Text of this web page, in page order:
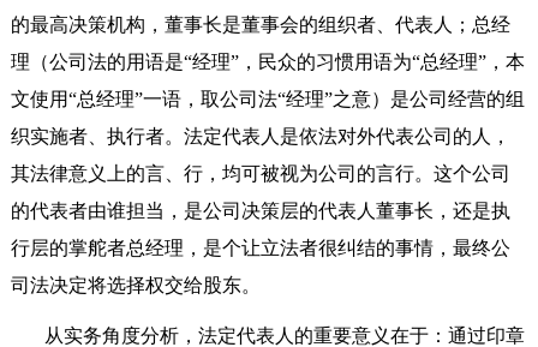
的最高决策机构，董事长是董事会的组织者、代表人；总经
理（公司法的用语是“经理”，民众的习惯用语为“总经理”，本
文使用“总经理”一语，取公司法“经理”之意）是公司经营的组
织实施者、执行者。法定代表人是依法对外代表公司的人，
其法律意义上的言、行，均可被视为公司的言行。这个公司
的代表者由谁担当，是公司决策层的代表人董事长，还是执
行层的掌舵者总经理，是个让立法者很纠结的事情，最终公
司法决定将选择权交给股东。
从实务角度分析，法定代表人的重要意义在于：通过印章